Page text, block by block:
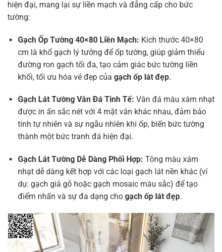
hiện đại, mang lại sự liền mạch và đẳng cấp cho bức
tường:
Gạch Ốp Tường 40×80 Liền Mạch: Kích thước 40×80
cm là khổ gạch lý tưởng để ốp tường, giúp giảm thiểu
đường ron gạch tối đa, tạo cảm giác bức tường liền
khối, tối ưu hóa vẻ đẹp của gạch ốp lát đẹp.
Gạch Lát Tường Vân Đá Tinh Tế: Vân đá màu xám nhạt
được in ấn sắc nét với 4 mặt vân khác nhau, đảm bảo
tính tự nhiên và sự ngẫu nhiên khi ốp, biến bức tường
thành một bức tranh đá hiện đại.
Gạch Lát Tường Dễ Dàng Phối Hợp: Tông màu xám
nhạt dễ dàng kết hợp với các loại gạch lát nền khác (ví
dụ: gạch giả gỗ hoặc gạch mosaic màu sắc) để tạo
điểm nhấn và sự đa dạng cho gạch ốp lát đẹp.